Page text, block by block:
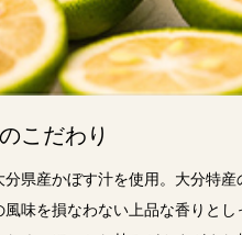
こだわり
分県産かぼす汁を使用。大分特産
風味を損なわない上品な香りとし